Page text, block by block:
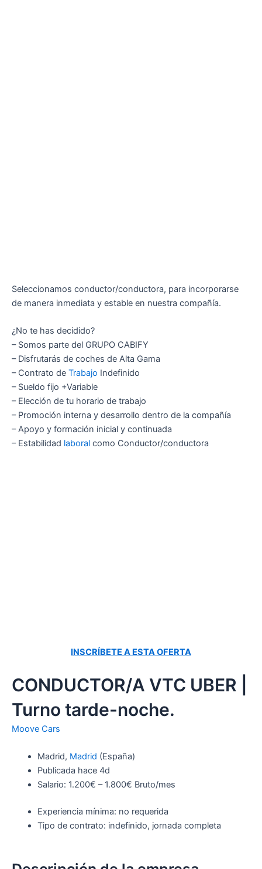
Seleccionamos conductor/conductora, para incorporarse
de manera inmediata y estable en nuestra compañía.
¿No te has decidido?
– Somos parte del GRUPO CABIFY
– Disfrutarás de coches de Alta Gama
– Contrato de Trabajo Indefinido
– Sueldo fijo +Variable
– Elección de tu horario de trabajo
– Promoción interna y desarrollo dentro de la compañía
– Apoyo y formación inicial y continuada
– Estabilidad laboral como Conductor/conductora
INSCRÍBETE A ESTA OFERTA
CONDUCTOR/A VTC UBER |
Turno tarde-noche.
Moove Cars
Madrid, Madrid (España)
Publicada hace 4d
Salario: 1.200€ – 1.800€ Bruto/mes
Experiencia mínima: no requerida
Tipo de contrato: indefinido, jornada completa